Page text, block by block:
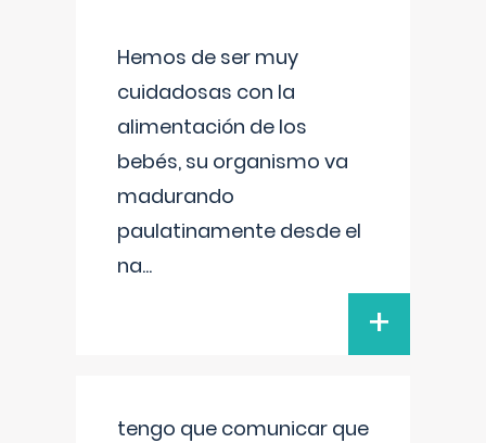
Hemos de ser muy
cuidadosas con la
alimentación de los
bebés, su organismo va
madurando
paulatinamente desde el
na...
+
tengo que comunicar que